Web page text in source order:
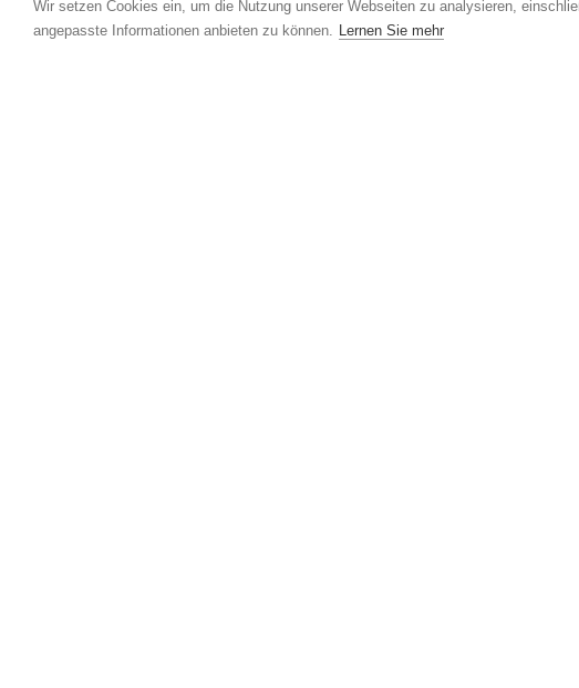
Wir setzen Cookies ein, um die Nutzung unserer Webseiten zu analysieren,
angepasste Informationen anbieten zu können. Lernen Sie mehr